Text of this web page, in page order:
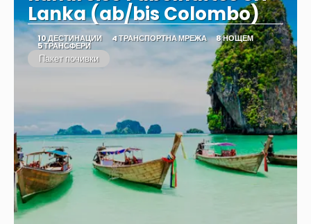
Lanka (ab/bis Colombo)
10 ДЕСТИНАЦИИ 4 ТРАНСПОРТНА МРЕЖА 8 НОЩЕМ
5 ТРАНСФЕРИ
Пакет почивки